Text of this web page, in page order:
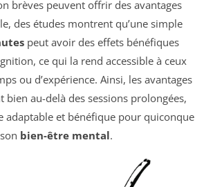
brèves peuvent offrir des avantages
des études montrent qu’une simple
peut avoir des effets bénéfiques
ce qui la rend accessible à ceux
ou d’expérience. Ainsi, les avantages
au-delà des sessions prolongées,
adaptable et bénéfique pour quiconque
bien-être mental.